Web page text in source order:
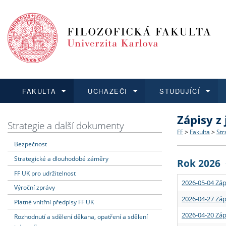
FAKULTA
Dozvědět se více
Struktura
Strategie
Podpora
UCHAZEČI
Podat přihlášku
Co
Učitelské
STUDUJÍCÍ
Dozvědět se více
Rigorózní
Dozvědět se více
O vědě a
Granty a
Dozvědět se více
Aktuální
Strategie a další dokumenty
Bezpečnost
Strategické a dlouhodobé záměry
FF UK pro udržitelnost
Výroční zprávy
Platné vnitřní předpisy FF UK
Rozhodnutí a sdělení děkana, opatření a sdělení
Zápisy
FF > Fakulta >
Rok 2026
2026-05-04
2026-04-27
2026-04-20